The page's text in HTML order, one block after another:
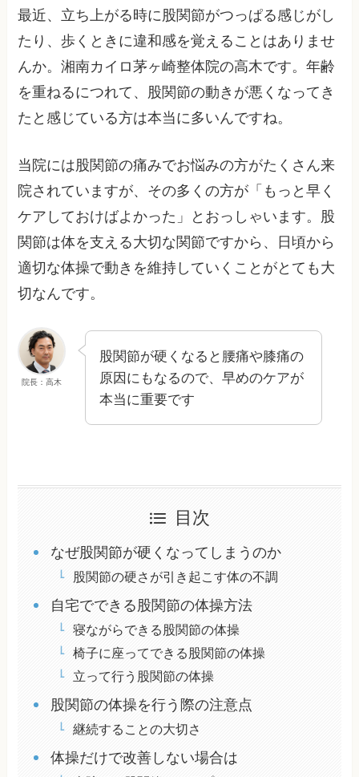
最近、立ち上がる時に股関節がつっぱる感じがし
たり、歩くときに違和感を覚えることはありませ
んか。湘南カイロ茅ヶ崎整体院の高木です。年齢
を重ねるにつれて、股関節の動きが悪くなってき
たと感じている方は本当に多いんですね。
当院には股関節の痛みでお悩みの方がたくさん来
院されていますが、その多くの方が「もっと早く
ケアしておけばよかった」とおっしゃいます。股
関節は体を支える大切な関節ですから、日頃から
適切な体操で動きを維持していくことがとても大
切なんです。
院長：高木
股関節が硬くなると腰痛や膝痛の
原因にもなるので、早めのケアが
本当に重要です
目次
なぜ股関節が硬くなってしまうのか
股関節の硬さが引き起こす体の不調
自宅でできる股関節の体操方法
寝ながらできる股関節の体操
椅子に座ってできる股関節の体操
立って行う股関節の体操
股関節の体操を行う際の注意点
継続することの大切さ
体操だけで改善しない場合は